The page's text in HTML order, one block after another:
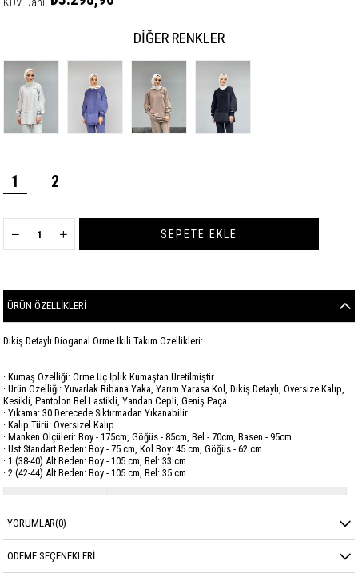
KDV Dahil
DIĞER RENKLER
1 2
ÜRÜN ÖZELLIKLERI
Dikiş Detaylı Dioganal Örme İkili Takım Özellikleri:
· Kumaş Özelliği: Örme Üç İplik Kumaştan Üretilmiştir.
· Ürün Özelliği: Yuvarlak Ribana Yaka, Yarım Yarasa Kol, Dikiş Detaylı, Oversize Kalıp,
Kesikli, Pantolon Bel Lastikli, Yandan Cepli, Geniş Paça.
· Yıkama: 30 Derecede Sıktırmadan Yıkanabilir
· Kalıp Türü: Oversizel Kalıp.
· Manken Ölçüleri: Boy - 175cm, Göğüs - 85cm, Bel - 70cm, Basen - 95cm.
· Üst Standart Beden: Boy - 75 cm, Kol Boy: 45 cm, Göğüs - 62 cm.
· 1 (38-40) Alt Beden: Boy - 105 cm, Bel: 33 cm.
· 2 (42-44) Alt Beden: Boy - 105 cm, Bel: 35 cm.
Sezon
Kumaş Cinsi
YORUMLAR(0)
ÖDEME SEÇENEKLERI